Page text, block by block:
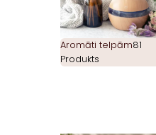
Aromāti telpām81
Produkts